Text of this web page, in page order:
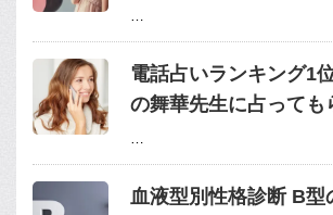
…
電話占いランキング1
の舞華先生に占っても
…
血液型別性格診断 B型